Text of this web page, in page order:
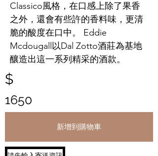
Classico風格，在口感上除了果香
之外，還會有些許的香料味，更清
脆的酸度在口中。 Eddie
Mcdougall以Dal Zotto酒莊為基地
釀造出這一系列精采的酒款。
$
1650
新增到購物車